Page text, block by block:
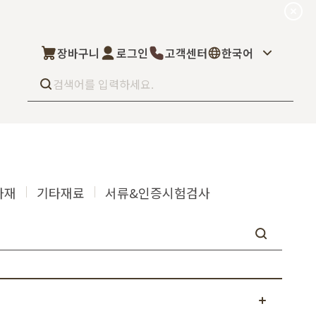
장바구니 로그인 고객센터 한국어
고객님이 직
상품후기
상품문의
Custom Fragrance
재 기타재료 서류&인증시험검사